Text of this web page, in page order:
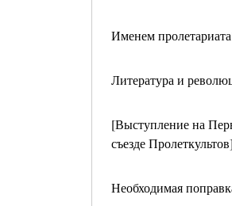
Именем
Литература и
[Выступление на
съезде
Необходимая